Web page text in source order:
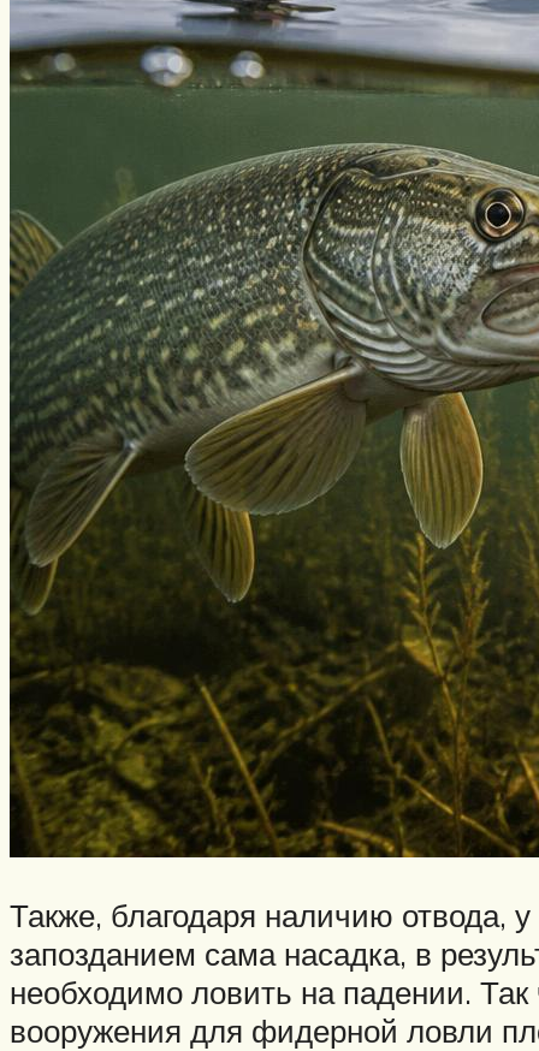
Виды ловли
Зимняя рыбалка
Нахлыст
Эхолоты
Лодки и моторы
Узлы
Рецепты
Разное
Меню
Также, благодаря наличию отвода,
запозданием сама насадка, в
необходимо ловить на падении.
вооружения для фидерной ловли